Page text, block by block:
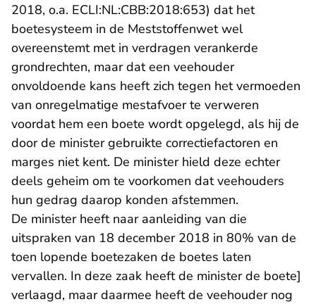
2018, o.a. ECLI:NL:CBB:2018:653- U verlaat
) dat het
boetesysteem in de Meststoffenwet wel
overeenstemt met in verdragen verankerde
grondrechten, maar dat een veehouder
onvoldoende kans heeft zich tegen het vermoeden
van onregelmatige mestafvoer te verweren
voordat hem een boete wordt opgelegd, als hij de
door de minister gebruikte correctiefactoren en
marges niet kent. De minister hield deze echter
deels geheim om te voorkomen dat veehouders
hun gedrag daarop konden afstemmen.
De minister heeft naar aanleiding van die
uitspraken van 18 december 2018 in 80% van de
toen lopende boetezaken de boetes laten
vervallen. In deze zaak heeft de minister de boete]
verlaagd, maar daarmee heeft de veehouder nog